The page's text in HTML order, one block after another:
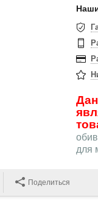
для
Поделиться